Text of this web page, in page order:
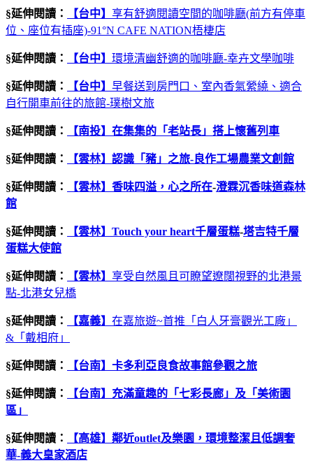
§延伸閱讀： 【台中】 享有舒適閱讀空間的咖啡廳(前方有停車
位、座位有插座)-91°N CAFE NATION梧棲店
§延伸閱讀： 【台中】 環境清幽舒適的咖啡廳-幸卉文學咖啡
§延伸閱讀： 【台中】 早餐送到房門口、室內香氣縈繞、適合
自行開車前往的旅館-璞樹文旅
§延伸閱讀： 【南投】在集集的「老站長」搭上懷舊列車
§延伸閱讀： 【雲林】 認識「豬」之旅- 良作工場農業文創館
§延伸閱讀： 【雲林】 香味四溢，心之所在-澄霖沉香味道森林
館
§延伸閱讀： 【雲林】 Touch your heart千層蛋糕-塔吉特千層
蛋糕大使館
§延伸閱讀： 【雲林】 享受自然風且可瞭望遼闊視野的北港景
點-北港女兒橋
§延伸閱讀： 【嘉義】 在嘉旅遊~首推「白人牙膏觀光工廠」
&「戴相府」
§延伸閱讀： 【台南】卡多利亞良食故事館參觀之旅
§延伸閱讀：
【台南】充滿童趣的「七彩長廊」及「美術園
區」
§延伸閱讀： 【高雄】鄰近outlet及樂園，環境整潔且低調奢
華-義大皇家酒店